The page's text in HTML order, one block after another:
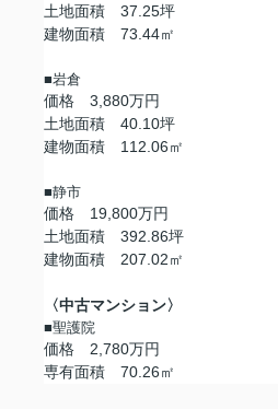
土地面積 37.25坪
建物面積 73.44㎡
■岩倉
価格 3,880万円
土地面積 40.10坪
建物面積 112.06㎡
■静市
価格 19,800万円
土地面積 392.86坪
建物面積 207.02㎡
〈中古マンション〉
■聖護院
価格 2,780万円
専有面積 70.26㎡